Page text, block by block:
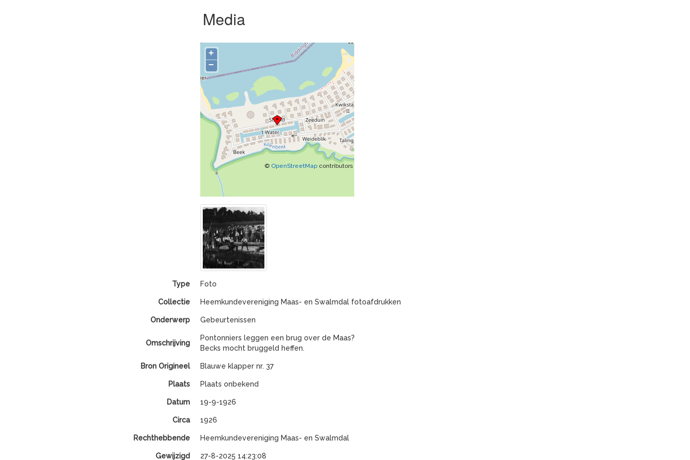
Media
+
−
© OpenStreetMapcontributors
Type Foto
Collectie Heemkundevereniging Maas- en Swalmdal fotoafdrukken
Onderwerp Gebeurtenissen
Omschrijving
Pontonniers leggen een brug over de Maas?
Becks mocht bruggeld heffen.
Bron Origineel Blauwe klapper nr. 37
Plaats Plaats onbekend
Datum 19-9-1926
Circa 1926
Rechthebbende Heemkundevereniging Maas- en Swalmdal
Gewijzigd 27-8-2025 14:23:08